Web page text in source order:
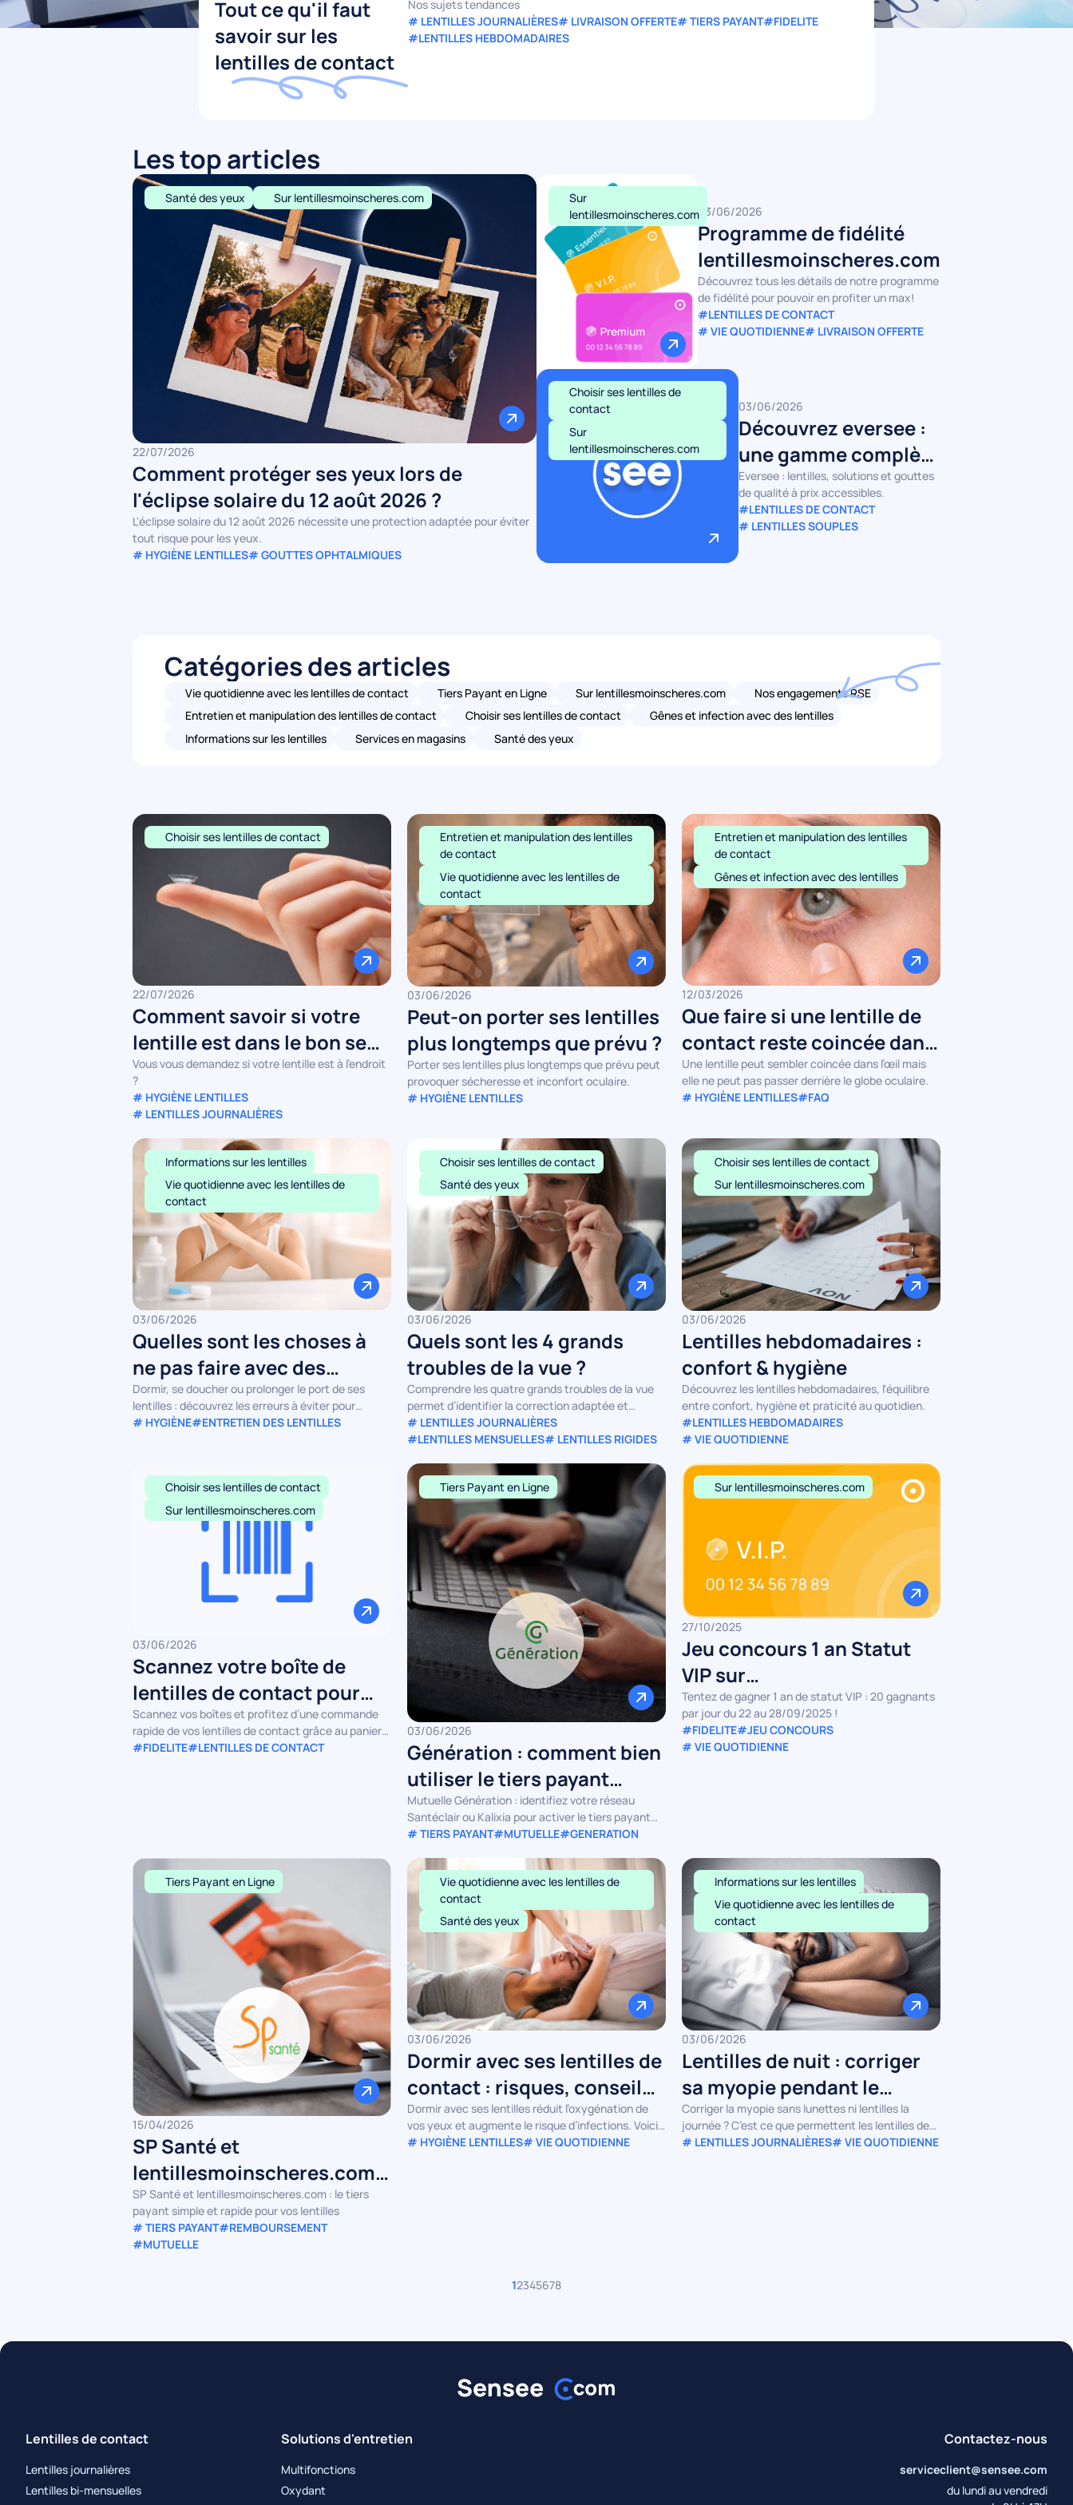
Tout ce qu'il faut
savoir sur les
lentilles de contact
Nos sujets tendances
# LENTILLES JOURNALIÈRES# LIVRAISON OFFERTE# TIERS PAYANT#FIDELITE
#LENTILLES HEBDOMADAIRES
Les top articles
Santé des yeux Sur lentillesmoinscheres.com
22/07/2026
Comment protéger ses yeux lors de
l'éclipse solaire du 12 août 2026 ?
L'éclipse solaire du 12 août 2026 nécessite une protection adaptée pour éviter
tout risque pour les yeux.
# HYGIÈNE LENTILLES# GOUTTES OPHTALMIQUES
Sur
lentillesmoinscheres.com03/06/2026
Programme de fidélité
lentillesmoinscheres.com
Découvrez tous les détails de notre programme
de fidélité pour pouvoir en profiter un max!
#LENTILLES DE CONTACT
# VIE QUOTIDIENNE# LIVRAISON OFFERTE
Choisir ses lentilles de
contact
Sur
lentillesmoinscheres.com
03/06/2026
Découvrez eversee :
une gamme complète
de lentilles, solutions
et gouttes de qualité
à prix abordable
Eversee : lentilles, solutions et gouttes
de qualité à prix accessibles.
#LENTILLES DE CONTACT
# LENTILLES SOUPLES
Catégories des articles
Vie quotidienne avec les lentilles de contact Tiers Payant en Ligne Sur lentillesmoinscheres.com
Nos engagements RSE
Entretien et manipulation des lentilles de contact
Choisir ses lentilles de contact
Gênes et infection avec des lentilles
Informations sur les lentilles
Services en magasins Santé des yeux
Choisir ses lentilles de contact
22/07/2026
Comment savoir si votre
lentille est dans le bon sens
?
Vous vous demandez si votre lentille est à l'endroit
?
# HYGIÈNE LENTILLES
# LENTILLES JOURNALIÈRES
Entretien et manipulation des lentilles
de contact
Vie quotidienne avec les lentilles de
contact
03/06/2026
Peut-on porter ses lentilles
plus longtemps que prévu ?
Porter ses lentilles plus longtemps que prévu peut
provoquer sécheresse et inconfort oculaire.
# HYGIÈNE LENTILLES
Entretien et manipulation des lentilles
de contact
Gênes et infection avec des lentilles
12/03/2026
Que faire si une lentille de
contact reste coincée dans
l’œil ?
Une lentille peut sembler coincée dans l’œil mais
elle ne peut pas passer derrière le globe oculaire.
# HYGIÈNE LENTILLES#FAQ
Informations sur les lentilles
Vie quotidienne avec les lentilles de
contact
03/06/2026
Quelles sont les choses à
ne pas faire avec des
lentilles de contact ?
Dormir, se doucher ou prolonger le port de ses
lentilles : découvrez les erreurs à éviter pour
protéger vos yeux au quotidien.
# HYGIÈNE#ENTRETIEN DES LENTILLES
Choisir ses lentilles de contact
Santé des yeux
03/06/2026
Quels sont les 4 grands
troubles de la vue ?
Comprendre les quatre grands troubles de la vue
permet d’identifier la correction adaptée et
d’améliorer son confort visuel au quotidien.
# LENTILLES JOURNALIÈRES
#LENTILLES MENSUELLES# LENTILLES RIGIDES
Choisir ses lentilles de contact
Sur lentillesmoinscheres.com
03/06/2026
Lentilles hebdomadaires :
confort & hygiène
Découvrez les lentilles hebdomadaires, l'équilibre
entre confort, hygiène et praticité au quotidien.
#LENTILLES HEBDOMADAIRES
# VIE QUOTIDIENNE
Choisir ses lentilles de contact
Sur lentillesmoinscheres.com
03/06/2026
Scannez votre boîte de
lentilles de contact pour
commander en un clic
Scannez vos boîtes et profitez d’une commande
rapide de vos lentilles de contact grâce au panier
automatique
#FIDELITE#LENTILLES DE CONTACT
Tiers Payant en Ligne
03/06/2026
Génération : comment bien
utiliser le tiers payant
instantané ?
Mutuelle Génération : identifiez votre réseau
Santéclair ou Kalixia pour activer le tiers payant
instantané sans erreur.
# TIERS PAYANT#MUTUELLE#GENERATION
Sur lentillesmoinscheres.com
27/10/2025
Jeu concours 1 an Statut
VIP sur
Lentillesmoinscheres
Tentez de gagner 1 an de statut VIP : 20 gagnants
par jour du 22 au 28/09/2025 !
#FIDELITE#JEU CONCOURS
# VIE QUOTIDIENNE
Tiers Payant en Ligne
15/04/2026
SP Santé et
lentillesmoinscheres.com,
simplifiez votre prise en
charge
SP Santé et lentillesmoinscheres.com : le tiers
payant simple et rapide pour vos lentilles
# TIERS PAYANT#REMBOURSEMENT
#MUTUELLE
Vie quotidienne avec les lentilles de
contact
Santé des yeux
03/06/2026
Dormir avec ses lentilles de
contact : risques, conseils
et prévention
Dormir avec ses lentilles réduit l’oxygénation de
vos yeux et augmente le risque d’infections. Voici
comment réagir et protéger votre santé oculaire.
# HYGIÈNE LENTILLES# VIE QUOTIDIENNE
Informations sur les lentilles
Vie quotidienne avec les lentilles de
contact
03/06/2026
Lentilles de nuit : corriger
sa myopie pendant le
sommeil, c’est possible ?
Corriger la myopie sans lunettes ni lentilles la
journée ? C’est ce que permettent les lentilles de
nuit, aussi appelées lentilles d’orthokératologie. On
# LENTILLES JOURNALIÈRES# VIE QUOTIDIENNE
12345678
Lentilles de contact
Lentilles journalières
Lentilles bi-mensuelles
Solutions d'entretien
Multifonctions
Oxydant
Contactez-nous
serviceclient@sensee.com
du lundi au vendredi